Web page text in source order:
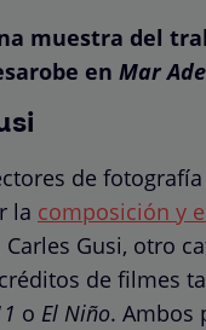
muestra del
en Mar
de
la composición y
Carles Gusi, otro
de filmes
o El Niño. Ambos